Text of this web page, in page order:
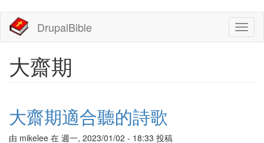
主
DrupalBible
大齋期
大齋期適合聽的詩歌
由 mikelee 在 週一, 2023/01/02 - 18:33 投稿